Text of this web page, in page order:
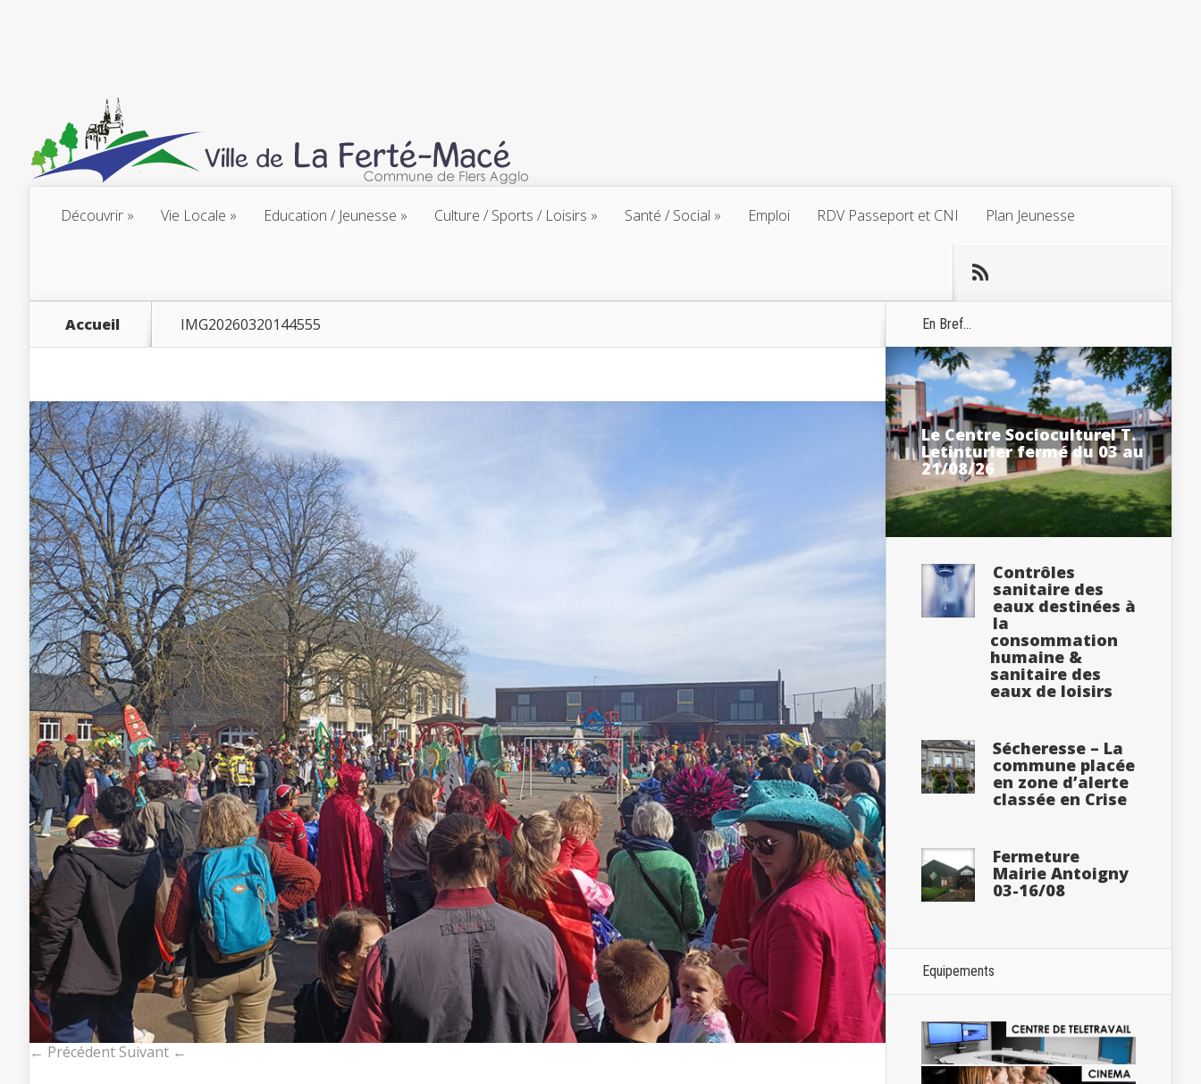
Découvrir Vie Locale Education / Jeunesse Culture / Sports / Loisirs Santé / Social Emploi RDV Passeport et CNI Plan Jeunesse
Accueil IMG20260320144555
← Précédent Suivant ←
En Bref...
Le Centre Socioculturel T.
Letinturier fermé du 03 au
21/08/26
Contrôles
sanitaire des
eaux destinées à
la
consommation
humaine &
sanitaire des
eaux de loisirs
Sécheresse – La
commune placée
en zone d’alerte
classée en Crise
Fermeture
Mairie Antoigny
03-16/08
Equipements